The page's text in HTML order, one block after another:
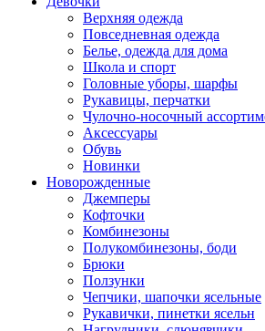
Верхняя одежда
Повседневная одежда
Белье, одежда для дома
Школа и спорт
Головные уборы, шарфы
Рукавицы, перчатки
Чулочно-носочный
Аксессуары
Обувь
Новинки
Новорожденные
Джемперы
Кофточки
Комбинезоны
Полукомбинезоны, боди
Брюки
Ползунки
Чепчики, шапочки ясельные
Рукавички, пинетки ясельн